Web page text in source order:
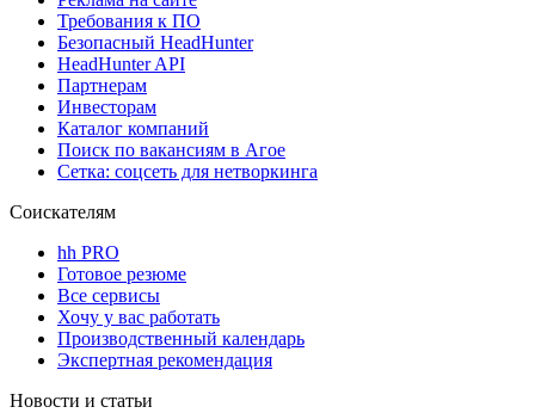
Требования к ПО
Безопасный HeadHunter
HeadHunter API
Партнерам
Инвесторам
Каталог компаний
Поиск по вакансиям в Агое
Сетка: соцсеть для нетворкинга
Соискателям
hh PRO
Готовое резюме
Все сервисы
Хочу у вас работать
Производственный календарь
Экспертная рекомендация
Новости и статьи